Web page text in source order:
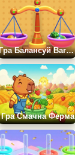
Гра Балансуй Ваги: Розумне Сортування Предметів
Гра Смачна Ферма